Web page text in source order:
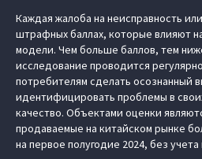
Каждая жалоба на неисправность
штрафных баллах, которые влияют
модели. Чем больше баллов, тем
исследование проводится
потребителям сделать осознанный
идентифицировать проблемы в
качество. Объектами оценки
продаваемые на китайском рынке
на первое полугодие 2024, без